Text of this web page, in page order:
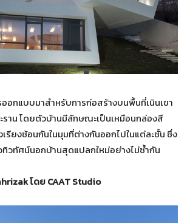
อกแบบมาสำหรับการก่อสร้างบนพื้นที่เนินเขา
ราน โดยตัวบ้านมีลักษณะเป็นเหมือนกล่องสี
รียงซ้อนกันในมุมที่ต่างกันออกไปในแต่ละชั้น ซึ่ง
ทิวทัศน์นอกบ้านสุดแปลกใหม่อย่างไม่ซ้ำกัน
โดย CAAT Studio